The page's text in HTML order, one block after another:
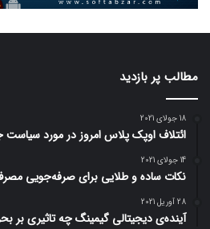
مطالب پر بازدید
18 جولای 2021
ائتلاف اوپک پلاس امروز در مورد سیاست
14 جولای 2021
نکات ساده و طلایی برای صرفه‌جویی
28 آوریل 2021
آینده‌ی دیجیتالی گیمینگ چه تاثیری بر